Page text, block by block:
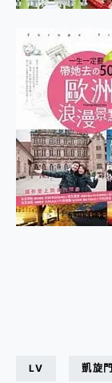
LV 凱旋門